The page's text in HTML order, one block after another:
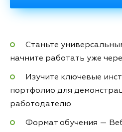
Станьте
начните работать уже
Изучите ключевые
портфолио для
работодателю
Формат обучения —